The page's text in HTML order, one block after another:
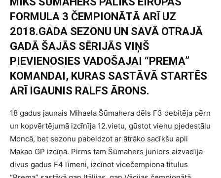
FORMULA 3 ČEMPIONĀTĀ ARĪ UZ
2018.GADA SEZONU UN SAVĀ OTRAJĀ
GADĀ ŠAJĀS SĒRIJĀS VIŅŠ
PIEVIENOSIES VADOŠAJAI “PREMA”
KOMANDAI, KURAS SASTĀVĀ STARTĒS
ARĪ IGAUNIS RALFS ĀRONS.
18 gadus jaunais Mihaela Šūmahera dēls F3 debitēja pērn
un kopvērtējumā izcīnīja 12.vietu, gūstot vienu pjedestālu
Moncā, bet sezonu pabeidzot ar ātrāko sacīkšu apli
Makao GP izcīņā. Pirms tam Šūmahers juniors aizvadīja
divus gadus F4 līmeni, izcīnot vicečempiona titulus